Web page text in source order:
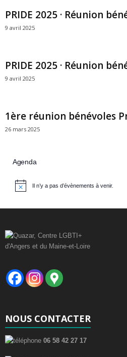
PRIDE 2025 · Réunion
9 avril 2025
PRIDE 2025 · Réunion
9 avril 2025
1ère réunion bénévoles
26 mars 2025
Agenda
Il n’y a pas d’évènements à venir.
NOUS CONTACTER
06 58 42 27 17